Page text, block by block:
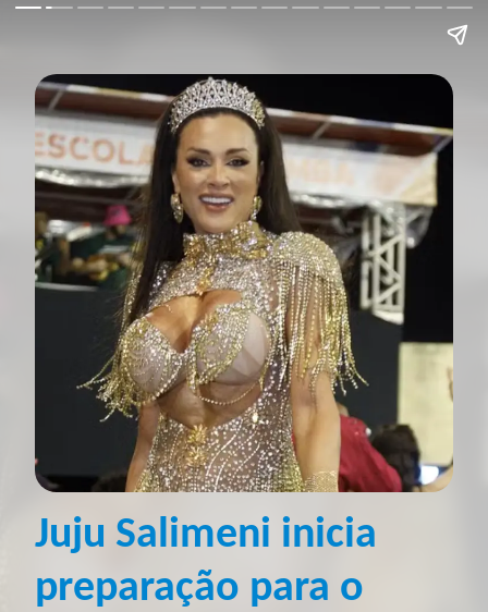
Juju Salimeni inicia
preparação para o